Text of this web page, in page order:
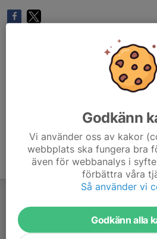
Godkänn
Vi använder oss av kakor
webbplats ska fungera bra
även för webbanalys i
förbättra våra
Så använder vi
Godkänn alla